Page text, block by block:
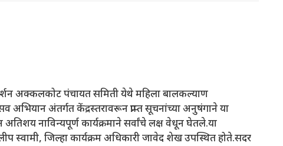
अक्कलकोट पंचायत समिती येथे महिला बालकल्याण
अभियान अंतर्गत केंद्रस्तरावरून प्राप्त सूचनांच्या अनुषंगाने या
नाविन्यपूर्ण कार्यक्रमाने सर्वांचे लक्ष वेधून घेतले.या
स्वामी, जिल्हा कार्यक्रम अधिकारी जावेद शेख उपस्थित होते.सदर